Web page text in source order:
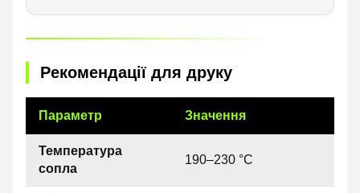
Рекомендації для друку
Параметр Значення
Температура
сопла
190–230 °C